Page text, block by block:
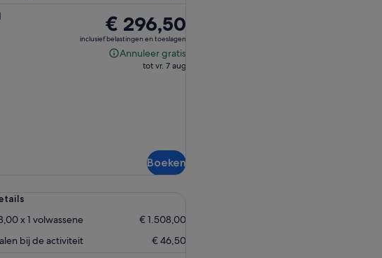
De
prijs
is
€ 296,50
€ 296,50
inclusief belastingen en toeslagen
Annuleer gratis
Annuleer
tot vr. 7 aug
Boeken
x 1 volwassene
€ 1.508,00
bij de activiteit
€ 46,50